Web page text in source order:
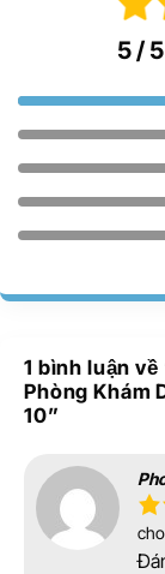
5 / 5
1 bình luận về
Phòng Khám
10”